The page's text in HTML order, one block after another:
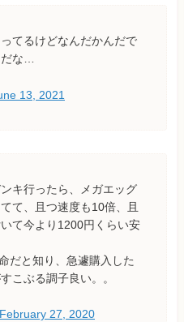
てるけどなんだかんだで
だな…
13, 2021
キ行ったら、メガエッグ
て、且つ速度も10倍、且
て今より1200円くらい安
だと知り、急遽購入した
こぶる調子良い。。
February 27, 2020